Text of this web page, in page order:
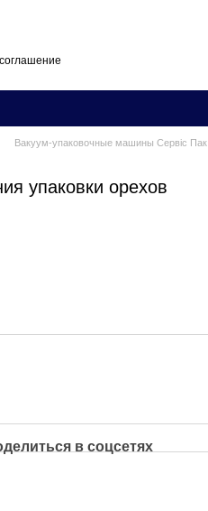
Вакуум-упаковочные машины Сервіс Пак
упаковки орехов
в соцсетях